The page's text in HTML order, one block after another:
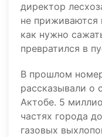
директор
не приживаются
как нужно
превратился в
В прошлом
рассказывали о
Актобе. 5
частях города
газовых